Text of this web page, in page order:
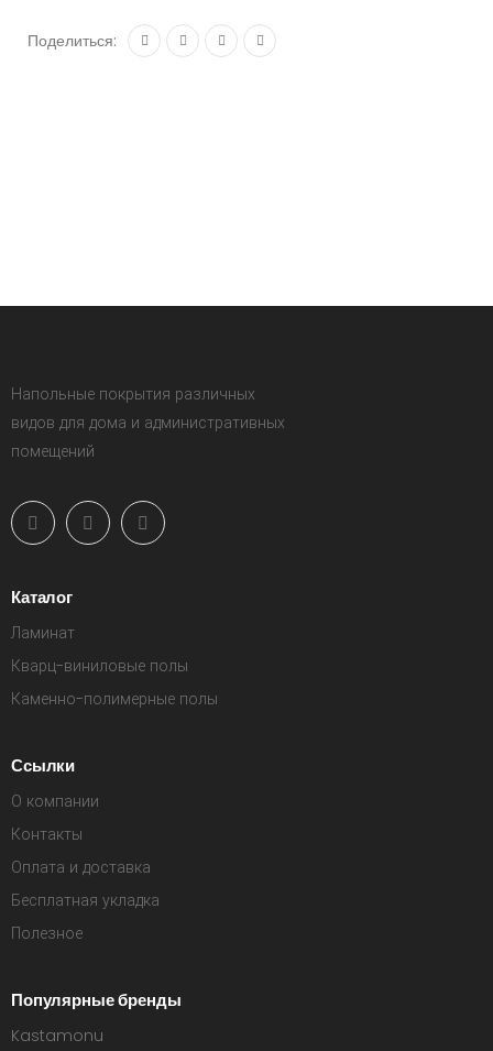
Поделиться:
Напольные покрытия различных
видов для дома и административных
помещений
Каталог
Ламинат
Кварц-виниловые полы
Каменно-полимерные полы
Ссылки
О компании
Контакты
Оплата и доставка
Бесплатная укладка
Полезное
Популярные бренды
Kastamonu